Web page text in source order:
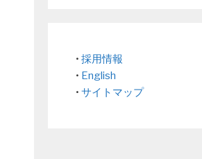
• 採用情報
• English
• サイトマップ